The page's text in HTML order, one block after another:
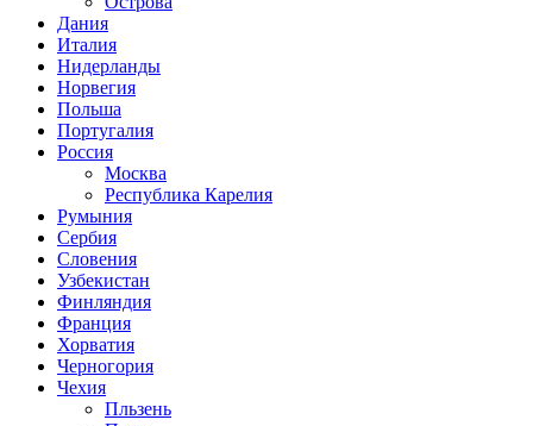
Дания
Италия
Нидерланды
Норвегия
Польша
Португалия
Россия
Москва
Республика Карелия
Румыния
Сербия
Словения
Узбекистан
Финляндия
Франция
Хорватия
Черногория
Чехия
Пльзень